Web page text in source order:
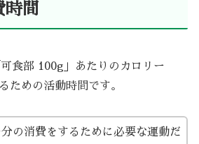
時間
食部 100g」あたりのカロリー
ための活動時間です。
分の消費をするために必要な運動だ